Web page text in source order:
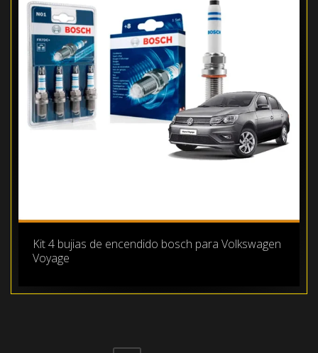
Kit 4 bujias de encendido bosch para Volkswagen
Voyage